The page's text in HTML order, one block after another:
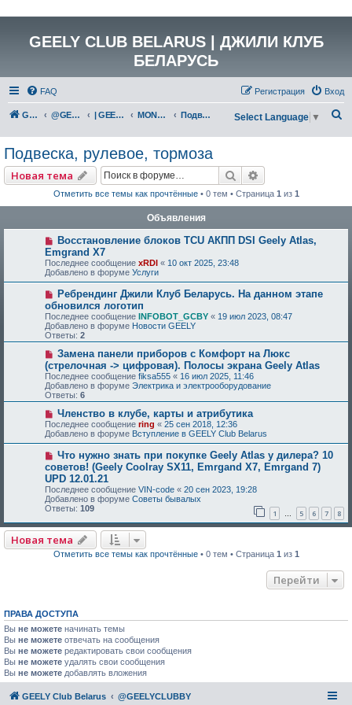
GEELY CLUB BELARUS | ДЖИЛИ КЛУБ
БЕЛАРУСЬ
FAQ Вход
Регистрация
GEELY Club Belarus @GEELYCLUBBY | GEELY КАТАЛОГ MONJARO (KX11) Подвеска, рулевое, тормоза Select Language ▼
Подвеска, рулевое, тормоза
Новая тема Поиск
Отметить все темы как прочтённые• 0 тем • Страница 1 из 1
Объявления
Восстановление блоков TCU АКПП DSI Geely Atlas,
Emgrand X7
Последнее сообщение xRDI « 10 окт 2025, 23:48
Добавлено в форуме Услуги
Ребрендинг Джили Клуб Беларусь. На данном этапе
обновился логотип
Последнее сообщение INFOBOT_GCBY « 19 июл 2023, 08:47
Добавлено в форуме Новости GEELY
Ответы: 2
Замена панели приборов с Комфорт на Люкс
(стрелочная -> цифровая). Полосы экрана Geely Atlas
Последнее сообщение fiksa555 « 16 июл 2025, 11:46
Добавлено в форуме Электрика и электрооборудование
Ответы: 6
Членство в клубе, карты и атрибутика
Последнее сообщение ring « 25 сен 2018, 12:36
Добавлено в форуме Вступление в GEELY Club Belarus
Что нужно знать при покупке Geely Atlas у дилера? 10
советов! (Geely Coolray SX11, Emrgand X7, Emrgand 7)
UPD 12.01.21
Последнее сообщение VIN-code « 20 сен 2023, 19:28
Добавлено в форуме Советы бывалых
Ответы: 109 1 … 5 6 7 8
Новая тема
Отметить все темы как прочтённые• 0 тем • Страница 1 из 1
Перейти
ПРАВА ДОСТУПА
Вы не можете начинать темы
Вы не можете отвечать на сообщения
Вы не можете редактировать свои сообщения
Вы не можете удалять свои сообщения
Вы не можете добавлять вложения
GEELY Club Belarus @GEELYCLUBBY